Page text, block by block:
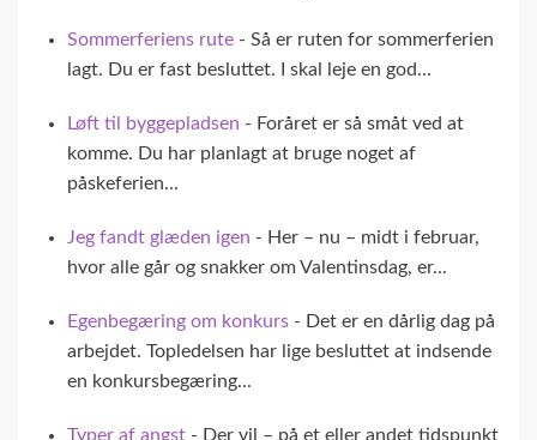
Sommerferiens rute - Så er ruten for sommerferien
lagt. Du er fast besluttet. I skal leje en god...
Løft til byggepladsen - Foråret er så småt ved at
komme. Du har planlagt at bruge noget af
påskeferien...
Jeg fandt glæden igen - Her – nu – midt i februar,
hvor alle går og snakker om Valentinsdag, er...
Egenbegæring om konkurs - Det er en dårlig dag på
arbejdet. Topledelsen har lige besluttet at indsende
en konkursbegæring...
Typer af angst - Der vil – på et eller andet tidspunkt